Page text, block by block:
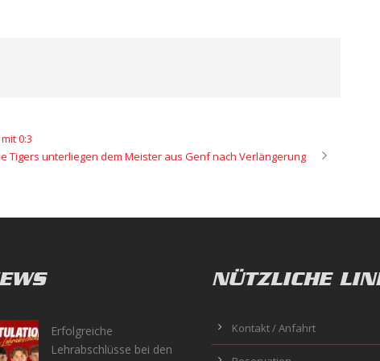
0:3
Tigers unterliegen dem Meister aus Genf nach Verlängerung
Erfolgreiche
Lehrabschlüsse bei den
NÜTZLICHE
Kontakt / Anfahrt